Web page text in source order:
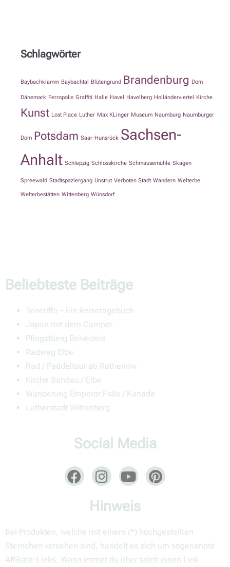
Schlagwörter
Baybachklamm Baybachtal Blütengrund Brandenburg Dom
Dänemark Ferropolis Graffiti Halle Havel Havelberg Holländerviertel Kirche
Kunst Lost Place Luther Max KLinger Museum Naumburg Naumburger
Dom Potsdam Saar-Hunsrück Sachsen-
Anhalt Schlepzig Schlosskirche Schmausemühle Skagen
Spreewald Stadtspaziergang Unstrut Verboten Stadt Wandern Welterbe
Welterbestätten Wittenberg Wünsdorf
Beliebteste Beiträge
Teneriffa – Ein Reisetagebuch
Japan mit dem Camper
Pfingstberg Belvedere
Radweg Elbe
Rad / Paddeltour ab Rathenow
Kirche Sandau / Elbe
Wanderung Emperor Falls / Kanada
Lutherstadt Wittenberg
Social Media
Hinweis
Bei Produkten, welche mit einem (*) hochgestellten
Sternchen versehen sind, handelt es sich um sogenannte
Affiliate-Links. Wann immer du über solch einen Link